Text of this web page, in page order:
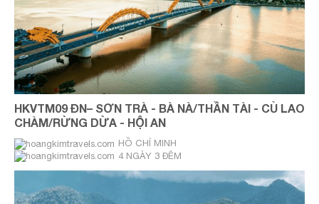
HKVTM09 ĐN– SƠN TRÀ - BÀ NÀ/THẦN TÀI - CÙ LAO
CHÀM/RỪNG DỪA - HỘI AN
HỒ CHÍ MINH
4 NGÀY 3 ĐÊM
THỨ HAI, THỨ BA, THỨ TƯ, THỨ